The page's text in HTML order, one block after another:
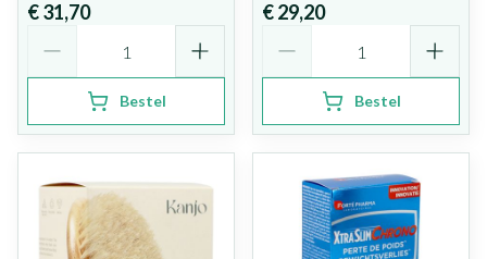
€ 31,70
Bestel
€ 29,20
Bestel